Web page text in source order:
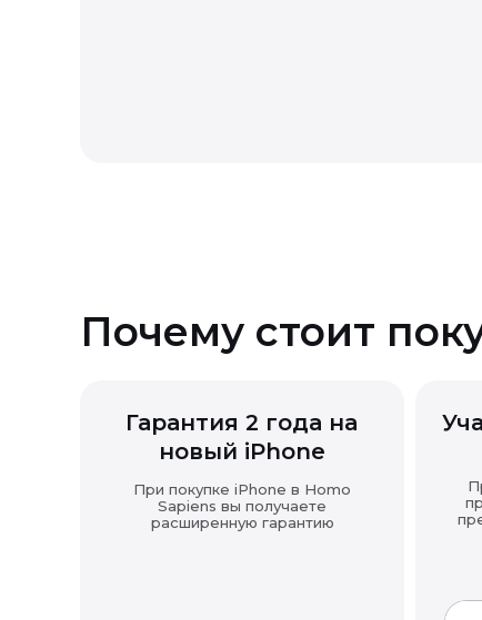
Почему стоит
Гарантия 2 года на
новый iPhone
При покупке iPhone в Homo
Sapiens вы получаете
расширенную гарантию